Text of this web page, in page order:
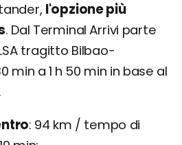
l'opzione più
. Dal Terminal Arrivi parte
tragitto Bilbao-
min a 1 h 50 min in base al
94 km / tempo di